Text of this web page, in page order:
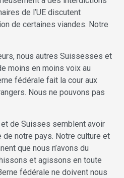
de l’UE discutent
de certaines viandes. Notre
nous autres Suissesses et
moins en moins voix au
fédérale fait la cour aux
Nous ne pouvons pas
de Suisses semblent avoir
notre pays. Notre culture et
que nous n’avons du
et agissons en toute
fédérale ne doivent nous